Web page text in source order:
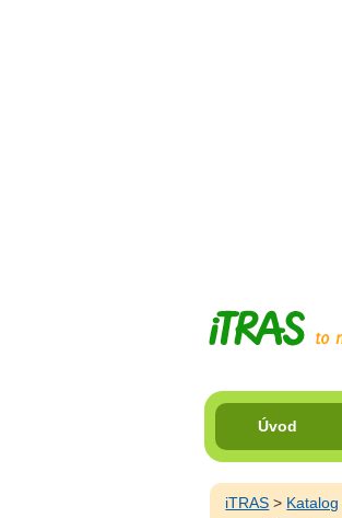
Úvod
iTRAS > Katalog